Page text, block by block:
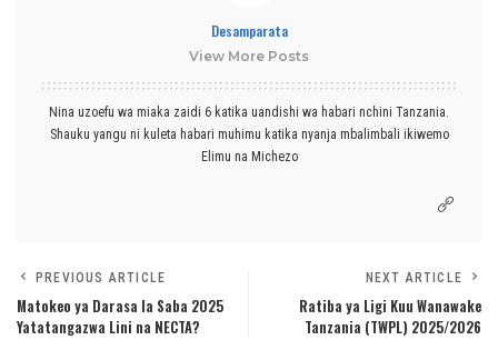
Desamparata
View More Posts
Nina uzoefu wa miaka zaidi 6 katika uandishi wa habari nchini Tanzania.
Shauku yangu ni kuleta habari muhimu katika nyanja mbalimbali ikiwemo
Elimu na Michezo
PREVIOUS ARTICLE
Matokeo ya Darasa la Saba 2025
Yatatangazwa Lini na NECTA?
NEXT ARTICLE
Ratiba ya Ligi Kuu Wanawake
Tanzania (TWPL) 2025/2026